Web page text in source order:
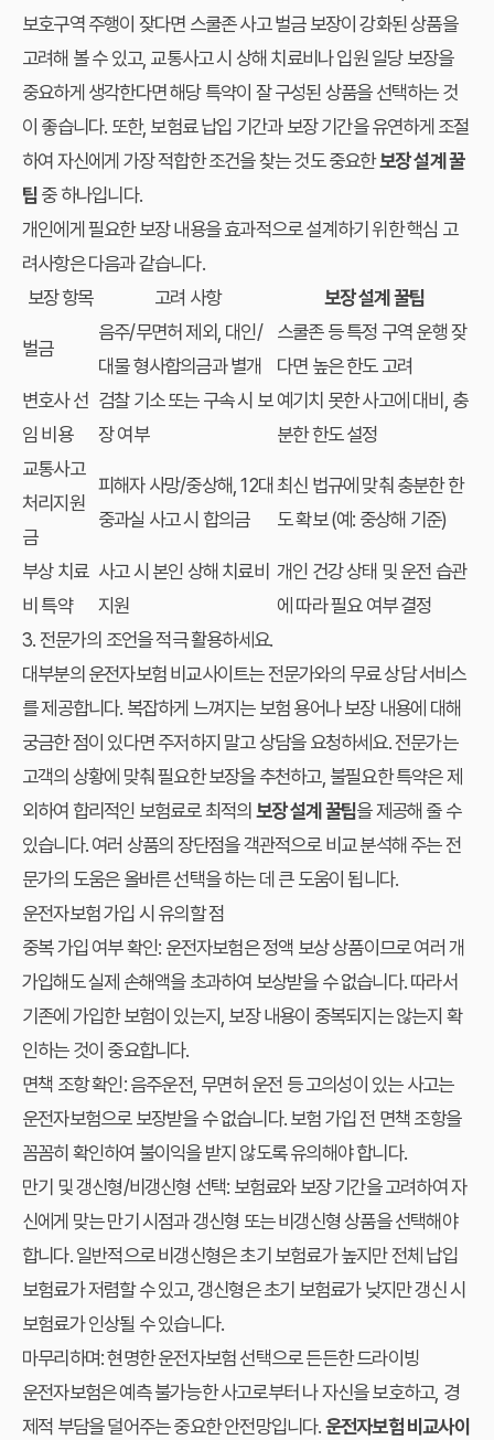
보호구역 주행이 잦다면 스쿨존 사고 벌금 보장이 강화된 상품을
고려해 볼 수 있고, 교통사고 시 상해 치료비나 입원 일당 보장을
중요하게 생각한다면 해당 특약이 잘 구성된 상품을 선택하는 것
이 좋습니다. 또한, 보험료 납입 기간과 보장 기간을 유연하게 조절
하여 자신에게 가장 적합한 조건을 찾는 것도 중요한보장 설계 꿀
팁 중 하나입니다.
개인에게 필요한 보장 내용을 효과적으로 설계하기 위한 핵심 고
려사항은 다음과 같습니다.
보장 항목
고려 사항 보장 설계 꿀팁
벌금
음주/무면허 제외, 대인/
대물 형사합의금과 별개
스쿨존 등 특정 구역 운행 잦
다면 높은 한도 고려
변호사 선
임 비용
검찰 기소 또는 구속 시 보
장 여부
예기치 못한 사고에 대비, 충
분한 한도 설정
교통사고
처리지원
금
피해자 사망/중상해, 12대
중과실 사고 시 합의금
최신 법규에 맞춰 충분한 한
도 확보 (예: 중상해 기준)
부상 치료
비 특약
사고 시 본인 상해 치료비
지원
개인 건강 상태 및 운전 습관
에 따라 필요 여부 결정
3. 전문가의 조언을 적극 활용하세요.
대부분의 운전자보험 비교사이트는 전문가와의 무료 상담 서비스
를 제공합니다. 복잡하게 느껴지는 보험 용어나 보장 내용에 대해
궁금한 점이 있다면 주저하지 말고 상담을 요청하세요. 전문가는
고객의 상황에 맞춰 필요한 보장을 추천하고, 불필요한 특약은 제
외하여 합리적인 보험료로 최적의 보장 설계 꿀팁을 제공해 줄 수
있습니다. 여러 상품의 장단점을 객관적으로 비교 분석해 주는 전
문가의 도움은 올바른 선택을 하는 데 큰 도움이 됩니다.
운전자보험 가입 시 유의할 점
중복 가입 여부 확인: 운전자보험은 정액 보상 상품이므로 여러 개
가입해도 실제 손해액을 초과하여 보상받을 수 없습니다. 따라서
기존에 가입한 보험이 있는지, 보장 내용이 중복되지는 않는지 확
인하는 것이 중요합니다.
면책 조항 확인:음주운전, 무면허 운전 등 고의성이 있는 사고는
운전자보험으로 보장받을 수 없습니다. 보험 가입 전 면책 조항을
꼼꼼히 확인하여 불이익을 받지 않도록 유의해야 합니다.
만기 및 갱신형/비갱신형 선택: 보험료와 보장 기간을 고려하여 자
신에게 맞는 만기 시점과 갱신형 또는 비갱신형 상품을 선택해야
합니다. 일반적으로 비갱신형은 초기 보험료가 높지만 전체 납입
보험료가 저렴할 수 있고, 갱신형은 초기 보험료가 낮지만 갱신 시
보험료가 인상될 수 있습니다.
마무리하며: 현명한 운전자보험 선택으로 든든한 드라이빙
운전자보험은 예측 불가능한 사고로부터 나 자신을 보호하고, 경
제적 부담을 덜어주는 중요한 안전망입니다.운전자보험 비교사이